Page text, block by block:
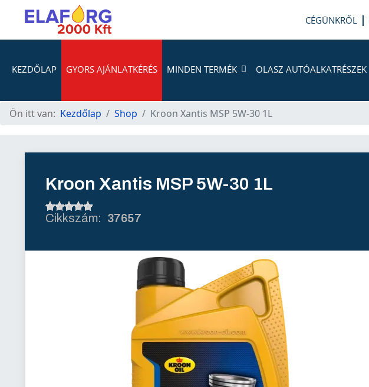
CÉGÜNKRŐL
KEZDŐLAP GYORS AJÁNLATKÉRÉS MINDEN TERMÉK OLASZ AUTÓALKATRÉSZEK
Ön itt van: Kezdőlap Shop Kroon Xantis MSP 5W-30 1L
Kroon Xantis MSP 5W-30 1L
37657